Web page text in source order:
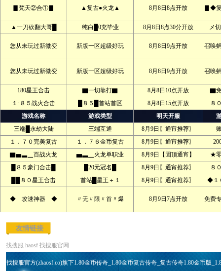
▊梵天②合①▊ ▲复古●火龙▲ 8月8日8点开放 ▊◆
▲一刀砍翻大哥█ 纯白█0充毕业 8月8日8点30分开放 メ
您从未玩过新微变 新版一区超级好玩 8月8日9点开放 召唤
您从未玩过新微变 新版一区超级好玩 8月8日9点开放 召唤
180星王合击 ▇一切靠打▇ 8月8日10点开放
▇
１·８５战火合击
█８５█首站首区 8月8日15点开放
８
游戏名称
游戏类型 明天开服
三端█永劫大陆
三端互通 8月9日〖通宵推荐〗
１．７０完美复古
１．７６金币复古 8月9日〖通宵推荐〗
▇▅▃▁百战火龙
▅▃▁火龙单职业 8月9日【固顶通宵】
★
█８５豪门合击█
█20元冠名█ 8月9日〖通宵推荐〗
８
██８０星王合击
首站█星王＋１ 8月9日〖通宵推荐〗 ◆１
◆ 攻速神器 ◆ 〃无〃限〃首〃爆 8月9日7点开放 免费
友情链接
找搜服 haosf 找搜服官网
找搜服官方(zhaosf.co)旗下1.80金币传奇_1.80金币复古传奇_复古传奇1.80金币版